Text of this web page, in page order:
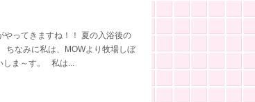
やってきますね！！ 夏の入浴後の
ちなみに私は、MOWより牧場しぼ
しま～す。 私は...